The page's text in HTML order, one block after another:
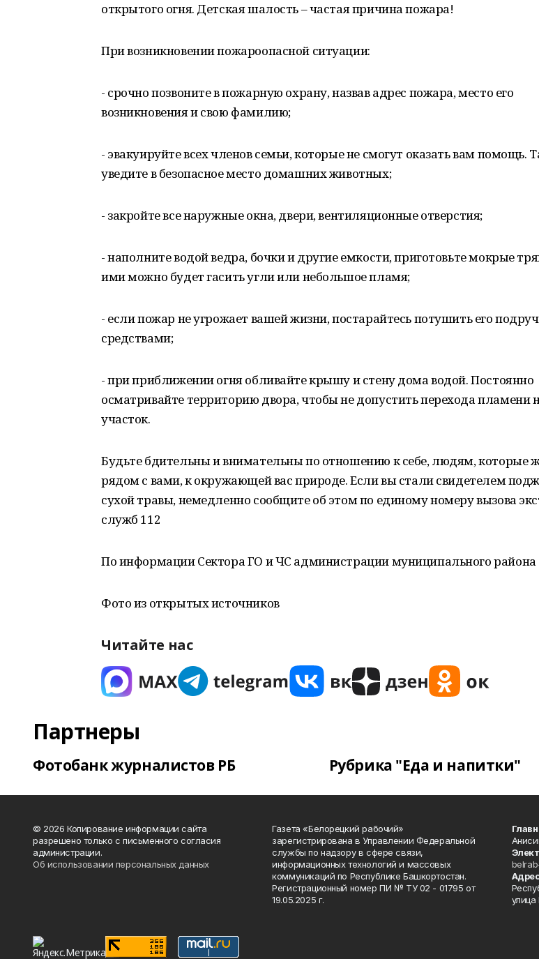
открытого огня. Детская шалость – частая причина пожара!
При возникновении пожароопасной ситуации:
- срочно позвоните в пожарную охрану, назвав адрес пожара, место его
возникновения и свою фамилию;
- эвакуируйте всех членов семьи, которые не смогут оказать вам помощь.
уведите в безопасное место домашних животных;
- закройте все наружные окна, двери, вентиляционные отверстия;
- наполните водой ведра, бочки и другие емкости, приготовьте мокрые
ими можно будет гасить угли или небольшое пламя;
- если пожар не угрожает вашей жизни, постарайтесь потушить его
средствами;
- при приближении огня обливайте крышу и стену дома водой. Постоянно
осматривайте территорию двора, чтобы не допустить перехода пламени
участок.
Будьте бдительны и внимательны по отношению к себе, людям, которые
рядом с вами, к окружающей вас природе. Если вы стали свидетелем
сухой травы, немедленно сообщите об этом по единому номеру вызова
служб 112
По информации Сектора ГО и ЧС администрации муниципального района
Фото из открытых источников
Читайте нас
Партнеры
Фотобанк журналистов РБ Рубрика "Еда и напитки"
© 2026 Копирование информации сайта
разрешено только с письменного согласия
администрации.
Об использовании персональных данных
Газета «Белорецкий рабочий»
зарегистрирована в Управлении Федеральной
службы по надзору в сфере связи,
информационных технологий и массовых
коммуникаций по Республике Башкортостан.
Регистрационный номер ПИ № ТУ 02 - 01795 от
19.05.2025 г.
улица